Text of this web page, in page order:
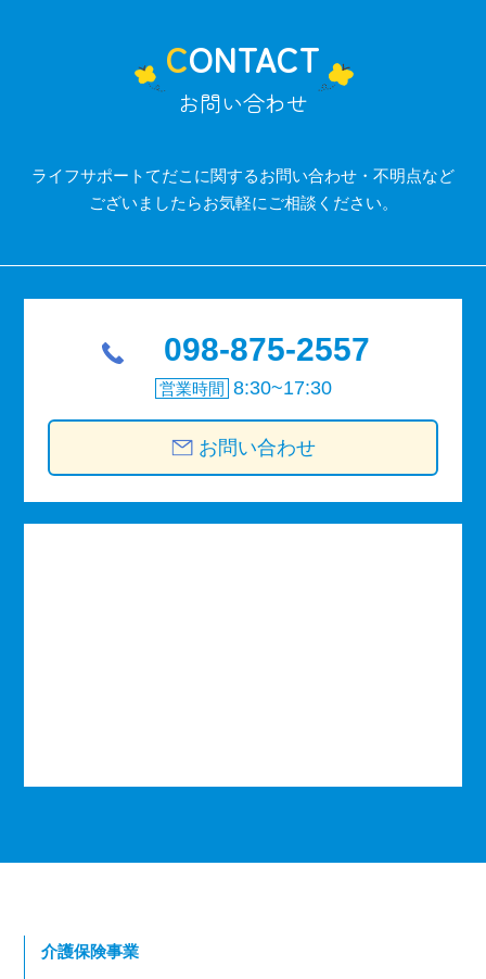
CONTACT
お問い合わせ
ライフサポートてだこに関するお問い合わせ・不明点など
ございましたらお気軽にご相談ください。
098-875-2557
営業時間 8:30~17:30
お問い合わせ
介護保険事業